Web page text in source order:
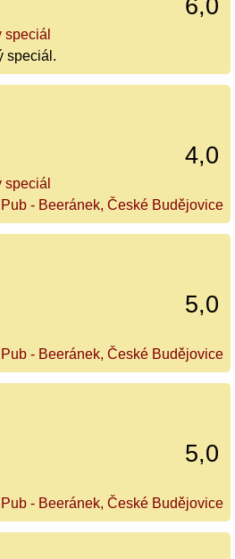
6,0
speciál
speciál.
4,0
speciál
- Beeránek, České Budějovice
5,0
- Beeránek, České Budějovice
5,0
- Beeránek, České Budějovice